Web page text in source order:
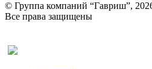
© Группа компаний “Гавриш”,
Все права защищены